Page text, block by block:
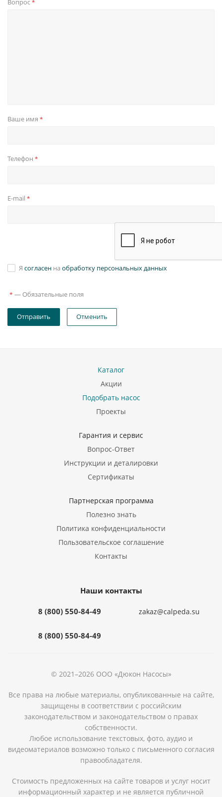
Вопрос*
Ваше имя *
Телефон *
E-mail *
Я согласен на обработку персональных данных
* — Обязательные поля
Отправить Отменить
Каталог
Акции
Подобрать насос
Проекты
Гарантия и сервис
Вопрос-Ответ
Инструкции и деталировки
Сертификаты
Партнерская программа
Полезно знать
Политика конфиденциальности
Пользовательское соглашение
Контакты
Наши контакты
8 (800) 550-84-49
8 (800) 550-84-49
zakaz@calpeda.su
© 2021–2026 ООО «Дюкон Насосы»
Все права на любые материалы, опубликованные на сайте,
защищены в соответствии с российским
законодательством и законодательством о правах
собственности.
Любое использование текстовых, фото, аудио и
видеоматериалов возможно только с письменного согласия
правообладателя.
Стоимость предложенных на сайте товаров и услуг носит
информационный характер и не является публичной